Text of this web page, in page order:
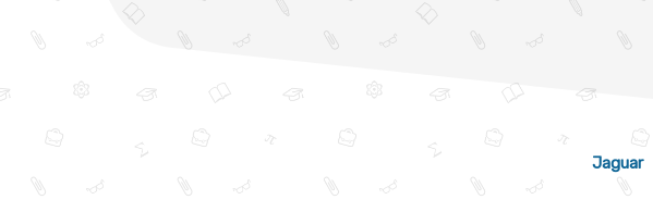
Jaguar